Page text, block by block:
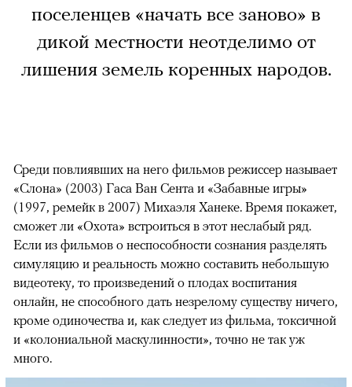
поселенцев «начать все заново» в
дикой местности неотделимо от
лишения земель коренных народов.
Среди повлиявших на него фильмов режиссер называет
«Слона» (2003) Гаса Ван Сента и «Забавные игры»
(1997, ремейк в 2007) Михаэля Ханеке. Время покажет,
сможет ли «Охота» встроиться в этот неслабый ряд.
Если из фильмов о неспособности сознания разделять
симуляцию и реальность можно составить небольшую
видеотеку, то произведений о плодах воспитания
онлайн, не способного дать незрелому существу ничего,
кроме одиночества и, как следует из фильма, токсичной
и «колониальной маскулинности», точно не так уж
много.